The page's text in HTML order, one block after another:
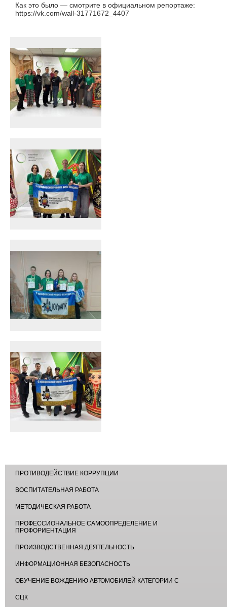
Как это было — смотрите в официальном репортаже:
https://vk.com/wall-31771672_4407
ПРОТИВОДЕЙСТВИЕ КОРРУПЦИИ
ВОСПИТАТЕЛЬНАЯ РАБОТА
МЕТОДИЧЕСКАЯ РАБОТА
ПРОФЕССИОНАЛЬНОЕ САМООПРЕДЕЛЕНИЕ И
ПРОФОРИЕНТАЦИЯ
ПРОИЗВОДСТВЕННАЯ ДЕЯТЕЛЬНОСТЬ
ИНФОРМАЦИОННАЯ БЕЗОПАСНОСТЬ
ОБУЧЕНИЕ ВОЖДЕНИЮ АВТОМОБИЛЕЙ КАТЕГОРИИ С
СЦК